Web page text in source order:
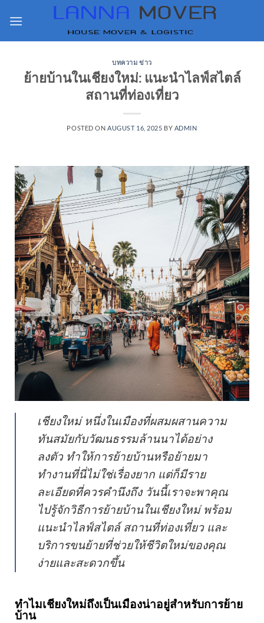
บทความ ข่าว
ย้ายบ้านในเชียงใหม่: แนะนำไลฟ์สไตล์
สถานที่ท่องเที่ยว
POSTED ON AUGUST 16, 2025 BY ADMIN
เชียงใหม่ หนึ่งในเมืองที่ผสมผสานความ
ทันสมัยกับวัฒนธรรมล้านนาได้อย่าง
ลงตัว ทำให้การย้ายบ้านหรือย้ายมา
ทำงานที่นี่ไม่ใช่เรื่องยาก แต่ก็มีราย
ละเอียดที่ควรคำนึงถึง วันนี้เราจะพาคุณ
ไปรู้จักวิธีการย้ายบ้านในเชียงใหม่ พร้อม
แนะนำไลฟ์สไตล์ สถานที่ท่องเที่ยว และ
บริการขนย้ายที่ช่วยให้ชีวิตใหม่ของคุณ
ง่ายและสะดวกขึ้น
ทำไมเชียงใหม่ถึงเป็นเมืองน่าอยู่สำหรับการย้าย
บ้าน